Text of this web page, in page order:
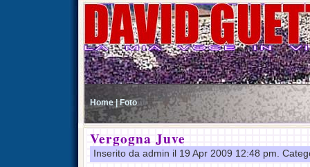
Home | Foto
Vergogna Juve
Inserito da admin il 19 Apr 2009 12:48 pm.